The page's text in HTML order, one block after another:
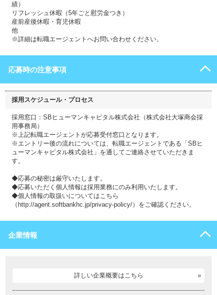
績）
リフレッシュ休暇（5年ごと慰労金つき）
産前産後休暇・育児休暇
他
※詳細は転職エージェントへお問い合わせください。
応募時の注意事項
採用スケジュール・プロセス
採用窓口：SBヒューマンキャピタル株式会社（株式会社大塚商会採
用事務局）
※上記転職エージェントが応募受付窓口となります。
※エントリー後の流れについては、転職エージェントである「SBヒ
ューマンキャピタル株式会社」を通してご連絡させていただきま
す。
◆応募の秘密は厳守いたします。
◆応募いただく個人情報は採用業務にのみ利用いたします。
◆個人情報の取扱いについてはこちら
（http://agent.softbankhc.jp/privacy-policy/）をご確認ください。
企業情報
詳しい企業概要はこちら